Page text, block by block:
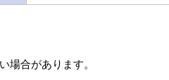
場合があります。